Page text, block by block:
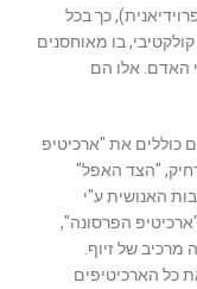
כך בכל
בו מאוחסנים
האדם. אלו הם
כוללים את "ארכיטיפ
"הצד האפל"
האנושית ע"י
הפרסונה",
של זיוף.
כל הארכיטיפים